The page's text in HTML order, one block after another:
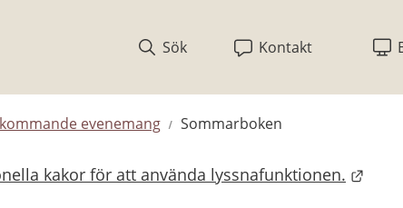
Sök
Kontakt
evenemang Sommarboken
kakor för att använda lyssnafunktionen.